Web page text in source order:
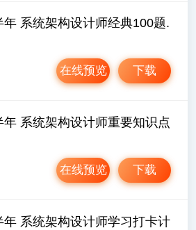
年 系统架构设计师经典100题.
下载
在线预览
年 系统架构设计师重要知识点
下载
在线预览
年 系统架构设计师学习打卡计